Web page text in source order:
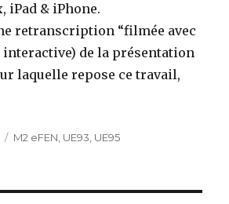
iPad & iPhone.
retranscription “filmée avec
interactive) de la présentation
laquelle repose ce travail,
Categories
M2 eFEN UE93 UE95